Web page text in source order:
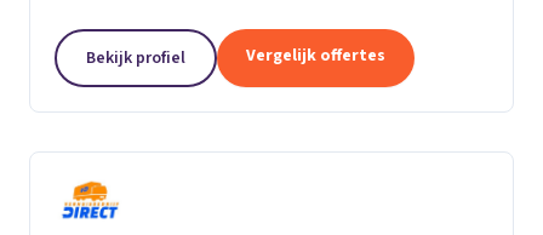
opslag van inboedel, de- en montageservice,...
Bekijk profiel Vergelijk offertes